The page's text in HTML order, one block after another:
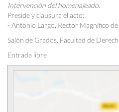
Intervención del homenajeado.
Preside y clausura el acto:
- Antonio Largo, Rector Magnífico
Salón de Grados. Facultad de
Entrada libre